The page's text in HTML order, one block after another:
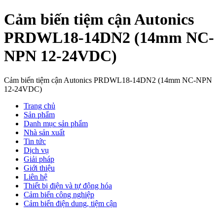
Cảm biến tiệm cận Autonics
PRDWL18-14DN2 (14mm NC-
NPN 12-24VDC)
Cảm biến tiệm cận Autonics PRDWL18-14DN2 (14mm NC-NPN
12-24VDC)
Trang chủ
Sản phẩm
Danh mục sản phẩm
Nhà sản xuất
Tin tức
Dịch vụ
Giải pháp
Giới thiệu
Liên hệ
Thiết bị điện và tự động hóa
Cảm biến công nghiệp
Cảm biến điện dung, tiệm cận